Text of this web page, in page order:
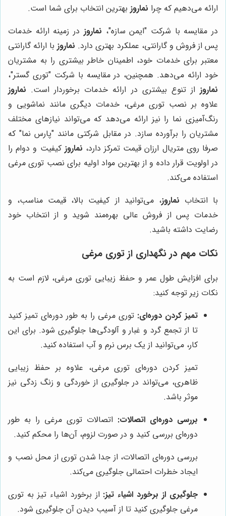
ارائه می‌دهیم که چرا نماروز بهترین انتخاب برای شما است.
در مقایسه با شرکت "ایمن سازه"، نماروز در زمینه ارائه خدمات
پس از فروش و گارانتی، عملکرد بهتری دارد. نماروزبا ارائه گارانتی
معتبر برای خدمات خود، اطمینان خاطر بیشتری را به مشتریان
خود ارائه می‌دهد. همچنین، در مقایسه با شرکت "توری گستر"،
نماروز از تنوع بیشتری در ارائه خدمات برخوردار است. نماروز
علاوه بر نصب توری مرغی، خدمات دیگری مانند نماشویی و
رنگ‌آمیزی نما را نیز ارائه می‌دهد که می‌تواند نیازهای مختلف
مشتریان را برآورده سازد. در مقابل شرکتی مانند "پارس نما" که
صرفا روی متریال ارزان قیمت تمرکز دارد، نماروز کیفیت و دوام را
در اولویت قرار داده و از بهترین مواد اولیه برای نصب توری مرغی
استفاده می‌کند.
با انتخاب نماروز، می‌توانید از کیفیت بالا، قیمت مناسب، و
خدمات پس از فروش عالی بهره‌مند شوید و از انتخاب خود
رضایت داشته باشید.
نکات مهم در نگهداری از توری مرغی
برای افزایش طول عمر و حفظ زیبایی توری مرغی، لازم است به
نکات زیر توجه کنید:
تمیز کردن دوره‌ای: توری مرغی را به طور دوره‌ای تمیز کنید
تا از تجمع گرد و غبار و آلودگی‌ها جلوگیری شود. برای این
کار، می‌توانید از یک برس نرم و آب استفاده کنید.
تمیز کردن دوره‌ای توری مرغی، علاوه بر حفظ زیبایی
ظاهری، می‌تواند در جلوگیری از خوردگی و زنگ زدگی نیز
موثر باشد.
بررسی دوره‌ای اتصالات: اتصالات توری مرغی را به طور
دوره‌ای بررسی کنید و در صورت لزوم، آن‌ها را محکم کنید.
بررسی دوره‌ای اتصالات، از جدا شدن توری از محل نصب و
ایجاد خطرات احتمالی جلوگیری می‌کند.
جلوگیری از برخورد اشیاء تیز: از برخورد اشیاء تیز به توری
مرغی جلوگیری کنید تا از آسیب دیدن آن جلوگیری شود.